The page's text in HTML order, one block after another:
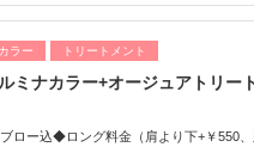
カラー トリートメント
ミナカラー+オージュアトリー
ロー込◆ロング料金（肩より下+￥550、